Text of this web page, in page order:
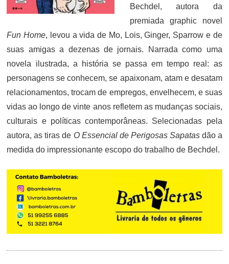
Bechdel, autora da
premiada graphic novel
Fun Home, levou a vida de Mo, Lois, Ginger, Sparrow e de
suas amigas a dezenas de jornais. Narrada como uma
novela ilustrada, a história se passa em tempo real: as
personagens se conhecem, se apaixonam, atam e desatam
relacionamentos, trocam de empregos, envelhecem, e suas
vidas ao longo de vinte anos refletem as mudanças sociais,
culturais e políticas contemporâneas. Selecionadas pela
autora, as tiras de O Essencial de Perigosas Sapatasdão a
medida do impressionante escopo do trabalho de Bechdel.